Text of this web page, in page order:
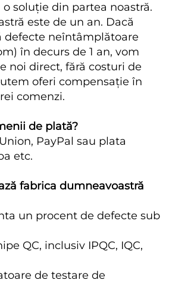
o soluție din partea noastră.
este de un an. Dacă
defecte neîntâmplătoare
în decurs de 1 an, vom
noi direct, fără costuri de
oferi compensație în
comenzi.
de plată?
PayPal sau plata
etc.
fabrica dumneavoastră
un procent de defecte sub
QC, inclusiv IPQC, IQC,
de testare de